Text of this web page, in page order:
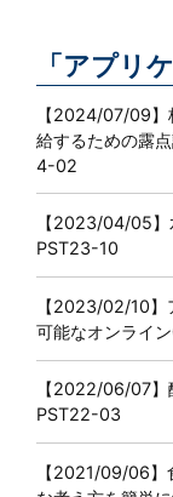
「アプリ
【2024/07/09】
給するための露
4-02
【2023/04/05】
PST23-10
【2023/02/10】
可能なオンライ
【2022/06/07】
PST22-03
【2021/09/06】